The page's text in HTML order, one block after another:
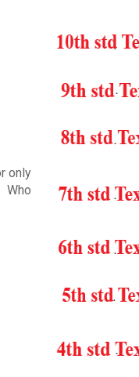
only
Who